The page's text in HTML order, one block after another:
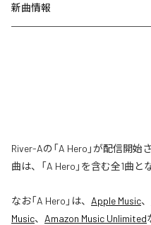
新曲情報
River-Aの「A Hero」が配信開
曲は、「A Hero」を含む全1曲と
なお「A Hero 」は、 Apple Music、
Music、 Amazon Music Unlimited